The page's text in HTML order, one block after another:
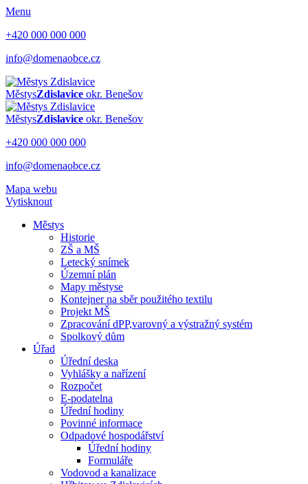
Menu
+420 000 000 000
info@domenaobce.cz
MěstysZdislavice okr. Benešov
MěstysZdislavice okr. Benešov
+420 000 000 000
info@domenaobce.cz
Mapa webu
Vytisknout
Městys
Historie
ZŠ a MŠ
Letecký snímek
Územní plán
Mapy městyse
Kontejner na sběr použitého textilu
Projekt MŠ
Zpracování dPP,varovný a výstražný systém
Spolkový dům
Úřad
Úřední deska
Vyhlášky a nařízení
Rozpočet
E-podatelna
Úřední hodiny
Povinné informace
Odpadové hospodářství
Úřední hodiny
Formuláře
Vodovod a kanalizace